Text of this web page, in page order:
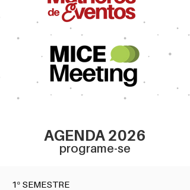
AGENDA 2026
programe-se
1º SEMESTRE